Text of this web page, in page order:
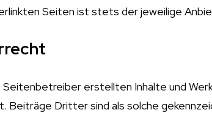
Seiten ist stets der jeweilige
Seitenbetreiber erstellten Inhalte und
Beiträge Dritter sind als solche